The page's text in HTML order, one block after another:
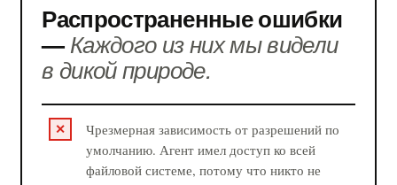
Распространенные ошибки
—Каждого из них мы видели
в дикой природе.
Чрезмерная зависимость от разрешений по
умолчанию. Агент имел доступ ко всей
файловой системе, потому что никто не